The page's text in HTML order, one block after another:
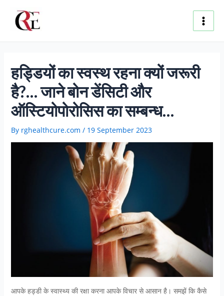
content
Main
हड्डियों का स्वस्थ रहना क्यों जरूरी
है?… जाने बोन डेंसिटी और
ऑस्टियोपोरोसिस का सम्बन्ध…
By rghealthcure.com / 19 September 2023
आपके हड्डी के स्वास्थ्य की रक्षा करना आपके विचार से आसान है। समझें कि कैसे
navigation